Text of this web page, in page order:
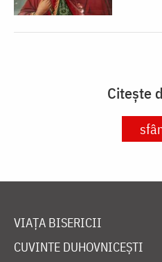
Citește
VIAȚA BISERICII
CUVINTE DUHOVNICEȘTI